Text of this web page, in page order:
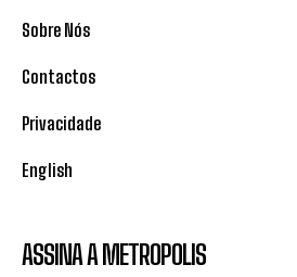
Sobre Nós
Contactos
Privacidade
English
ASSINA A METROPOLIS